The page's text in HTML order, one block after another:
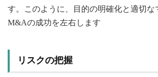
す。このように、目的の明確化と適切な
M&Aの成功を左右します
リスクの把握